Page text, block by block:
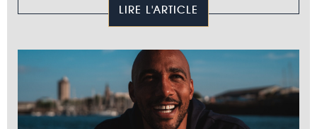
LIRE L'ARTICLE